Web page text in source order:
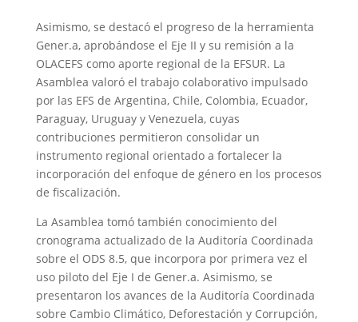
Asimismo, se destacó el progreso de la herramienta
Gener.a, aprobándose el Eje II y su remisión a la
OLACEFS como aporte regional de la EFSUR. La
Asamblea valoró el trabajo colaborativo impulsado
por las EFS de Argentina, Chile, Colombia, Ecuador,
Paraguay, Uruguay y Venezuela, cuyas
contribuciones permitieron consolidar un
instrumento regional orientado a fortalecer la
incorporación del enfoque de género en los procesos
de fiscalización.
La Asamblea tomó también conocimiento del
cronograma actualizado de la Auditoría Coordinada
sobre el ODS 8.5, que incorpora por primera vez el
uso piloto del Eje I de Gener.a. Asimismo, se
presentaron los avances de la Auditoría Coordinada
sobre Cambio Climático, Deforestación y Corrupción,